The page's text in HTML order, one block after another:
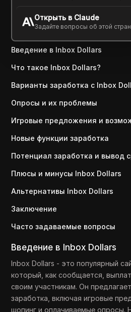
Открыть в Claude
Задайте вопросы об этой
Copy Link
Введение в Inbox Dollars
Что такое Inbox Dollars?
Варианты заработка с Inbox
Опросы и их проблемы
Игровые предложения и
Новые функции заработка
Потенциал заработка и вывод
Плюсы и минусы Inbox Dollars
Альтернативы Inbox Dollars
Заключение
Часто задаваемые вопросы
Введение в Inbox Dollars
Inbox Dollars - это популярный
который, как сообщается,
своим участникам. Он
заработка, включая игровые
шопинг и оплачиваемые опросы.